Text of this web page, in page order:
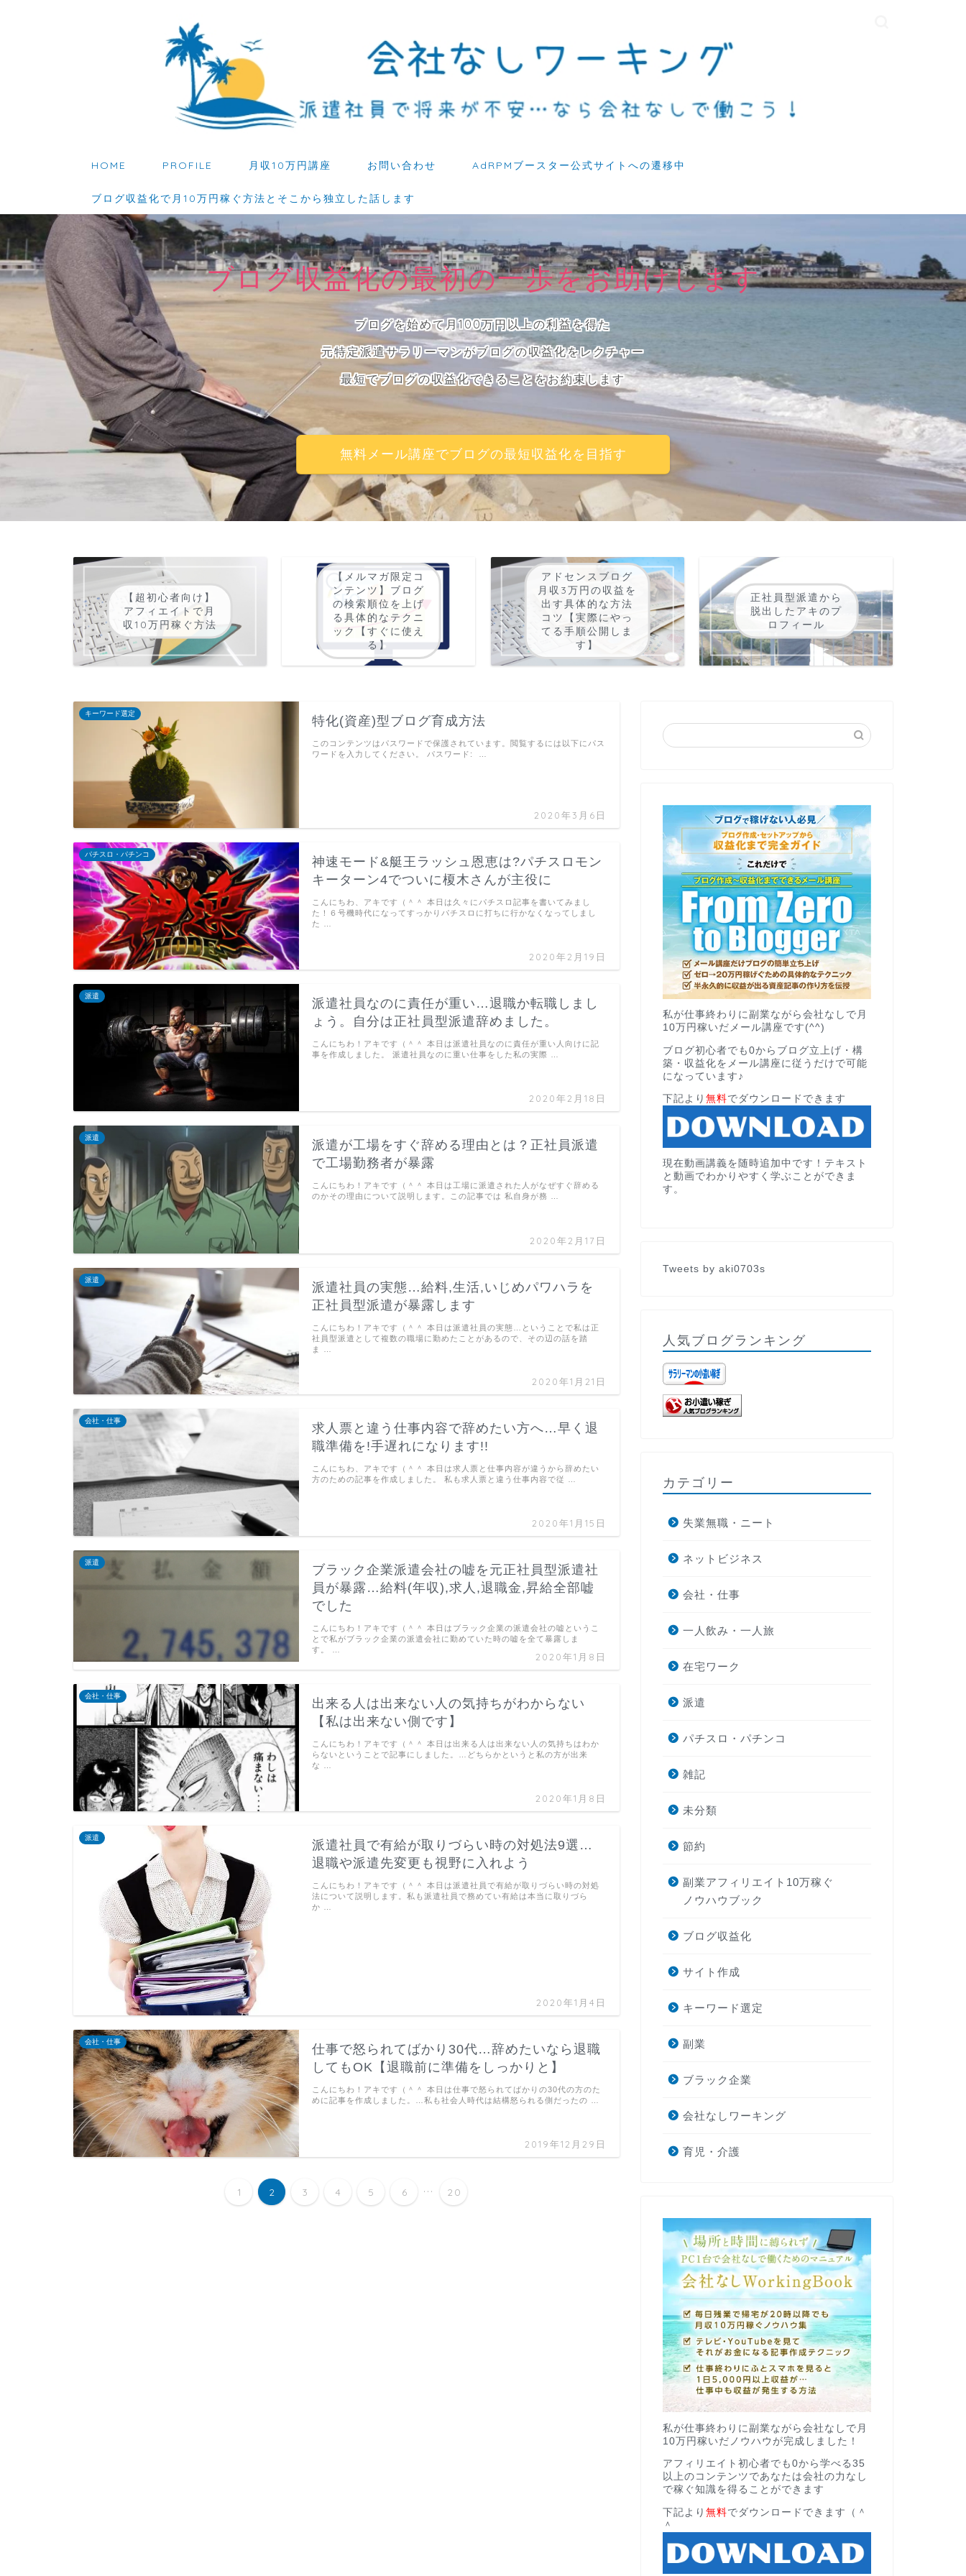
HOME PROFILE 月収10万円講座 お問い合わせ AdRPMブースター公式サイトへの遷移中
ブログ収益化で月10万円稼ぐ方法とそこから独立した話します
ブログ収益化の最初の一歩をお助けします
ブログを始めて月100万円以上の利益を得た
元特定派遣サラリーマンがブログの収益化をレクチャー
最短でブログの収益化できることをお約束します
無料メール講座でブログの最短収益化を目指す
【超初心者向け】
アフィエイトで月
収10万円稼ぐ方法
【メルマガ限定コ
ンテンツ】ブログ
の検索順位を上げ
る具体的なテクニ
ック【すぐに使え
る】
アドセンスブログ
月収3万円の収益を
出す具体的な方法
コツ【実際にやっ
てる手順公開しま
す】
正社員型派遣から
脱出したアキのプ
ロフィール
キーワード選定
特化(資産)型ブログ育成方法
2020年3月6日
このコンテンツはパスワードで保護されています。閲覧するには以下にパス
ワードを入力してください。 パスワード: …
パチスロ・パチンコ
神速モード&艇王ラッシュ恩恵は?パチスロモン
キーターン4でついに榎木さんが主役に
2020年2月19日
こんにちわ、アキです（＾＾ 本日は久々にパチスロ記事を書いてみまし
た！６号機時代になってすっかりパチスロに打ちに行かなくなってしまし
た …
派遣
派遣社員なのに責任が重い…退職か転職しまし
ょう。自分は正社員型派遣辞めました。
2020年2月18日
こんにちわ！アキです（＾＾ 本日は派遣社員なのに責任が重い人向けに記
事を作成しました。 派遣社員なのに重い仕事をした私の実際 …
派遣
派遣が工場をすぐ辞める理由とは？正社員派遣
で工場勤務者が暴露
2020年2月17日
こんにちわ！アキです（＾＾ 本日は工場に派遣された人がなぜすぐ辞める
のかその理由について説明します。この記事では 私自身が務 …
派遣
派遣社員の実態…給料,生活,いじめパワハラを
正社員型派遣が暴露します
2020年1月21日
こんにちわ！アキです（＾＾ 本日は派遣社員の実態…ということで私は正
社員型派遣として複数の職場に勤めたことがあるので、その辺の話を踏
ま …
会社・仕事
求人票と違う仕事内容で辞めたい方へ…早く退
職準備を!手遅れになります!!
2020年1月15日
こんにちわ、アキです（＾＾ 本日は求人票と仕事内容が違うから辞めたい
方のための記事を作成しました。 私も求人票と違う仕事内容で従 …
派遣
ブラック企業派遣会社の嘘を元正社員型派遣社
員が暴露…給料(年収),求人,退職金,昇給全部嘘
でした
2020年1月8日
こんにちわ！アキです（＾＾ 本日はブラック企業の派遣会社の嘘というこ
とで私がブラック企業の派遣会社に勤めていた時の嘘を全て暴露しま
す。 …
会社・仕事
出来る人は出来ない人の気持ちがわからない
【私は出来ない側です】
2020年1月8日
こんにちわ！アキです（＾＾ 本日は出来る人は出来ない人の気持ちはわか
らないということで記事にしました。…どちらかというと私の方が出来
な …
派遣
派遣社員で有給が取りづらい時の対処法9選…
退職や派遣先変更も視野に入れよう
2020年1月4日
こんにちわ！アキです（＾＾ 本日は派遣社員で有給が取りづらい時の対処
法について説明します。私も派遣社員で務めてい有給は本当に取りづら
か …
会社・仕事
仕事で怒られてばかり30代…辞めたいなら退職
してもOK【退職前に準備をしっかりと】
2019年12月29日
こんにちわ！アキです（＾＾ 本日は仕事で怒られてばかりの30代の方のた
めに記事を作成しました。…私も社会人時代は結構怒られる側だったの …
1 2 3 4 5 6 ... 20
私が仕事終わりに副業ながら会社なしで月
10万円稼いだメール講座です(^^)
ブログ初心者でも0からブログ立上げ・構
築・収益化をメール講座に従うだけで可能
になっています♪
下記より 無料でダウンロードできます
現在動画講義を随時追加中です！テキスト
と動画でわかりやすく学ぶことができま
す。
Tweets by aki0703s
人気ブログランキング
カテゴリー
失業無職・ニート
ネットビジネス
会社・仕事
一人飲み・一人旅
在宅ワーク
派遣
パチスロ・パチンコ
雑記
未分類
節約
副業アフィリエイト10万稼ぐ
ノウハウブック
ブログ収益化
サイト作成
キーワード選定
副業
ブラック企業
会社なしワーキング
育児・介護
私が仕事終わりに副業ながら会社なしで月
10万円稼いだノウハウが完成しました！
アフィリエイト初心者でも0から学べる35
以上のコンテンツであなたは会社の力なし
で稼ぐ知識を得ることができます
下記より 無料でダウンロードできます（＾
＾